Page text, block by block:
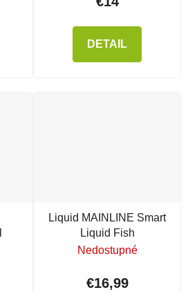
DETAIL
Liquid MAINLINE Smart
Liquid Fish
Nedostupné
€16,99